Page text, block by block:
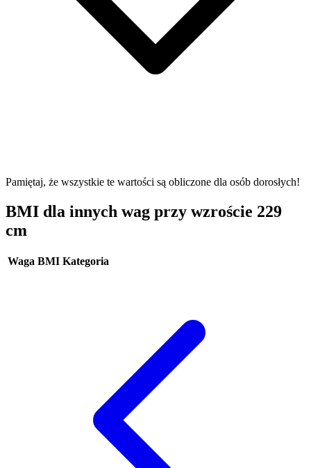
Pamiętaj, że wszystkie te wartości są obliczone dla osób dorosłych!
BMI dla innych wag przy wzroście 229
cm
Waga BMI Kategoria